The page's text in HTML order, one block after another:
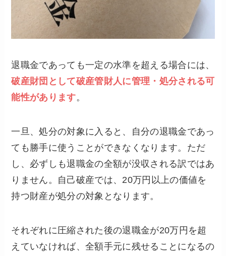
退職金であっても一定の水準を超える場合には、
破産財団として破産管財人に管理・処分される可
能性があります。
一旦、処分の対象に入ると、自分の退職金であっ
ても勝手に使うことができなくなります。ただ
し、必ずしも退職金の全額が没収される訳ではあ
りません。自己破産では、20万円以上の価値を
持つ財産が処分の対象となります。
それぞれに圧縮された後の退職金が20万円を超
えていなければ、全額手元に残せることになるの